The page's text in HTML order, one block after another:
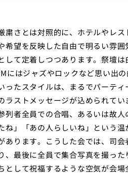
粛さとは対照的に、ホテルやレ
希望を反映した自由で明るい雰
して定着しつつあります。祭壇
にはジャズやロックなど思い出
ったスタイルは、まるでパーテ
ラストメッセージが込められて
列者全員での合唱、あるいは故
ね」「あの人らしいね」という
あります。こうした会では、司
、最後に全員で集合写真を撮っ
として祝福するような空気が会